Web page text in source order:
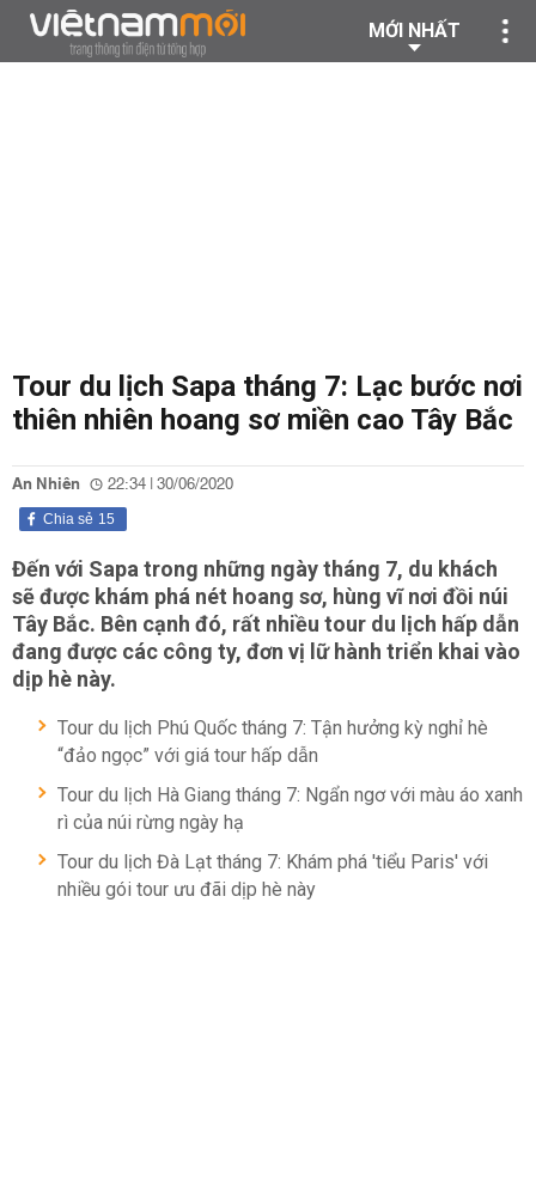
MỚI NHẤT
Tour du lịch Sapa tháng 7: Lạc bước nơi
thiên nhiên hoang sơ miền cao Tây Bắc
An Nhiên 22:34 | 30/06/2020
15
Chia sẻ
Đến với Sapa trong những ngày tháng 7, du khách
sẽ được khám phá nét hoang sơ, hùng vĩ nơi đồi núi
Tây Bắc. Bên cạnh đó, rất nhiều tour du lịch hấp dẫn
đang được các công ty, đơn vị lữ hành triển khai vào
dịp hè này.
Tour du lịch Phú Quốc tháng 7: Tận hưởng kỳ nghỉ hè
“đảo ngọc” với giá tour hấp dẫn
Tour du lịch Hà Giang tháng 7: Ngẩn ngơ với màu áo xanh
rì của núi rừng ngày hạ
Tour du lịch Đà Lạt tháng 7: Khám phá 'tiểu Paris' với
nhiều gói tour ưu đãi dịp hè này